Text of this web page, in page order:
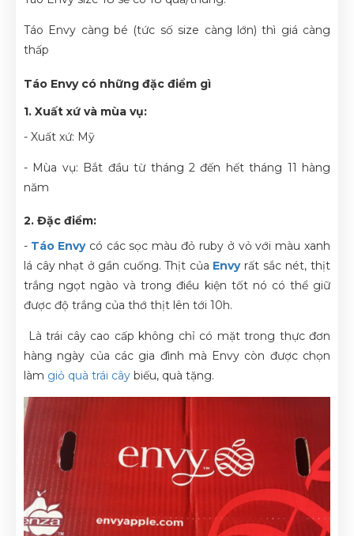
Táo Envy càng bé (tức số size càng lớn) thì giá càng
thấp
Táo Envy có những đặc điểm gì
1. Xuất xứ và mùa vụ:
- Xuất xứ: Mỹ
- Mùa vụ: Bắt đầu từ tháng 2 đến hết tháng 11 hàng
năm
2. Đặc điểm:
- Táo Envycó các sọc màu đỏ ruby ở vỏ với màu xanh
lá cây nhạt ở gần cuống. Thịt của Envyrất sắc nét, thịt
trắng ngọt ngào và trong điều kiện tốt nó có thể giữ
được độ trắng của thớ thịt lên tới 10h.
Là trái cây cao cấp không chỉ có mặt trong thực đơn
hàng ngày của các gia đình mà Envy còn được chọn
làm giỏ quà trái cây biếu, quà tặng.